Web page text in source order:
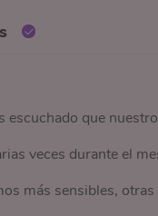
escuchado que
veces durante el
más sensibles,